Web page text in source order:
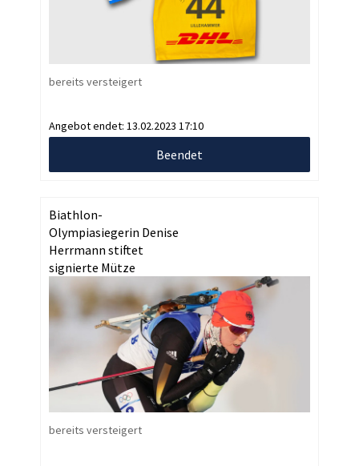
bereits versteigert
Angebot endet: 13.02.2023 17:10
Beendet
Biathlon-
Olympiasiegerin Denise
Herrmann stiftet
signierte Mütze
bereits versteigert